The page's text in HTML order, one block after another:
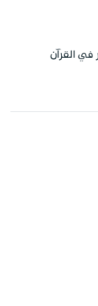
في القرآن